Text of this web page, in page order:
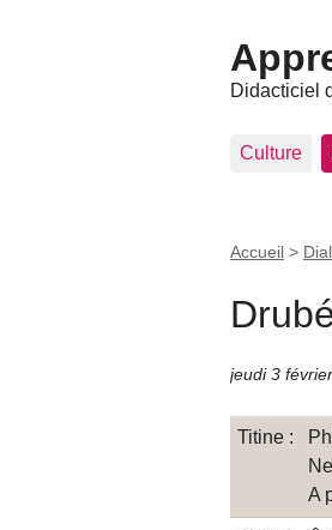
Didacticiel
Culture
Accueil >
jeudi 3
Titine :
A